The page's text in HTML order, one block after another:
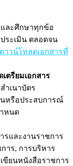
ละศึกษาทุกข้อ
ระเมิน ตลอดจน
ดาวน์โหลดเอกสารที่
ตรียมเอกสาร
ำเนาบัตร
หรือประสบการณ์
หนด
รและงานราชการ
าร, การบริหาร
ขียนหนังสือราชการ